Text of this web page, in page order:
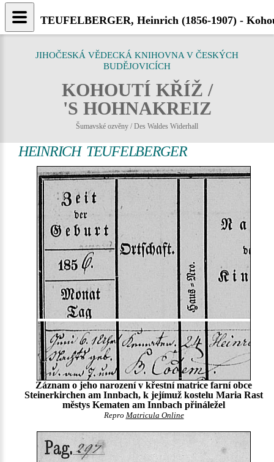
JIHOČESKÁ VĚDECKÁ KNIHOVNA V ČESKÝCH
BUDĚJOVICÍCH
KOHOUTÍ KŘÍŽ /
'S HOHNAKREIZ
Šumavské ozvěny / Des Waldes Widerhall
HEINRICH TEUFELBERGER
Záznam o jeho narození v křestní matrice farní obce
Steinerkirchen am Innbach, k jejímuž kostelu Maria Rast
městys Kematen am Innbach přináležel
Repro Matricula Online
TEUFELBERGER, Heinrich (1856-1907) -